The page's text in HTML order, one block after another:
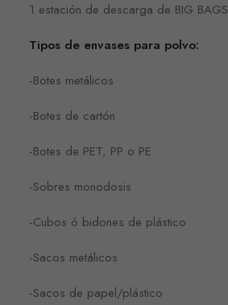
1 estación de descarga de BIG BAGS
Tipos de envases para polvo:
-Botes metálicos
-Botes de cartón
-Botes de PET, PP o PE
-Sobres monodosis
-Cubos ó bidones de plástico
-Sacos metálicos
-Sacos de papel/plástico